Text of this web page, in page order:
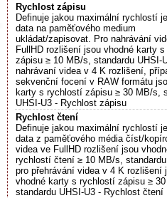
Rychlost zápisu
Definuje jakou maximální rychlostí
data na paměťového medium
ukládat/zapisovat. Pro nahrávání
FullHD rozlišení jsou vhodné karty
zápisu ≥ 10 MB/s, standardu UHSI-
nahrávaní videa v 4 K rozlišení,
sekvenční focení v RAW formátu
karty s rychlostí zápisu ≥ 30 MB/s,
UHSI-U3 - Rychlost zápisu
Rychlost čtení
Definuje jakou maximální rychlostí
data z paměťového média číst/
videa ve FullHD rozlišení jsou
rychlostí čtení ≥ 10 MB/s, standardu
pro přehrávání videa v 4 K rozlišení
vhodné karty s rychlostí zápisu ≥ 30
standardu UHSI-U3 - Rychlost čtení